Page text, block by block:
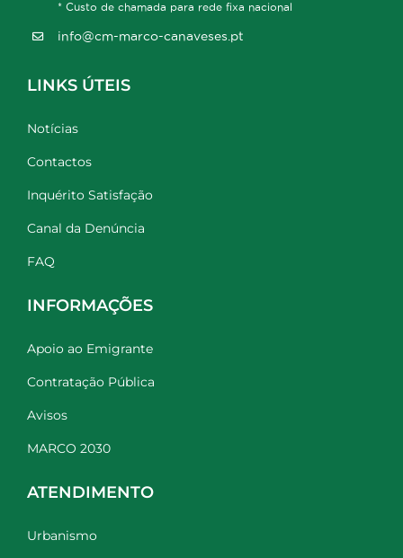
* Custo de chamada para rede fixa nacional
info@cm-marco-canaveses.pt
LINKS ÚTEIS
Notícias
Contactos
Inquérito Satisfação
Canal da Denúncia
FAQ
INFORMAÇÕES
Apoio ao Emigrante
Contratação Pública
Avisos
MARCO 2030
ATENDIMENTO
Urbanismo